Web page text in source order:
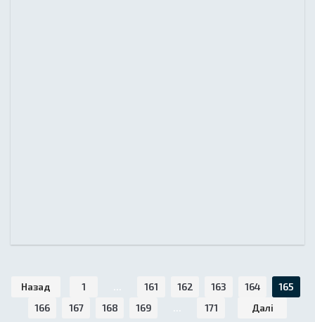
Назад 1 161 162 163 164
165
166
167 168 169 171 Далі